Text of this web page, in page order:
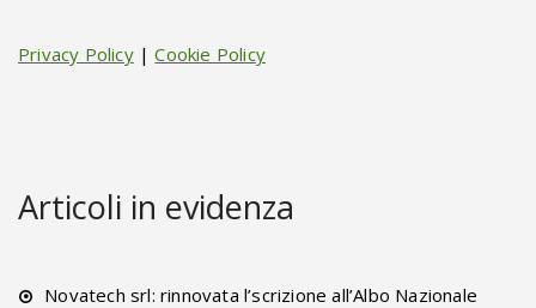
Privacy Policy|Cookie Policy
Articoli in evidenza
Novatech srl: rinnovata l’scrizione all’Albo Nazionale